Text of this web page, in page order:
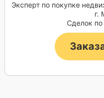
Эксперт по покупке
г.
Сделок